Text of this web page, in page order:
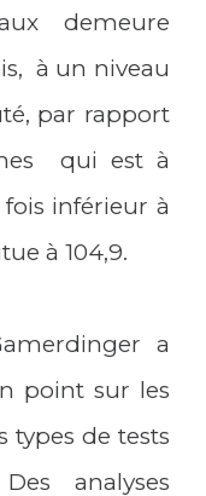
demeure
à un niveau
par rapport
qui est à
inférieur à
à 104,9.
a
point sur les
types de tests
analyses